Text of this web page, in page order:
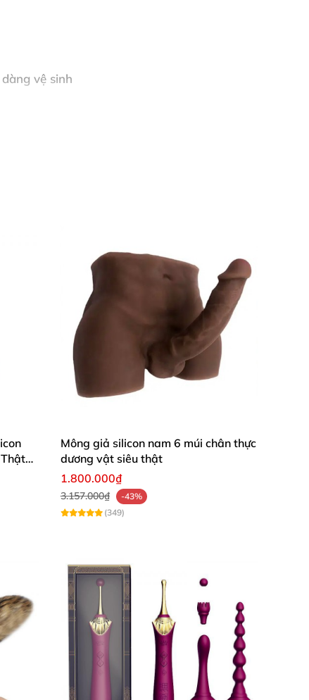
vệ sinh
tiết
kết nối qua điện thoại thông minh để trải
tắt, sau đó nhấn lần lượt để thay đổi chế
Mông giả silicon nam 6 múi chân thực
dương vật siêu thật
1.800.000₫
3.157.000₫
-43%
(349)